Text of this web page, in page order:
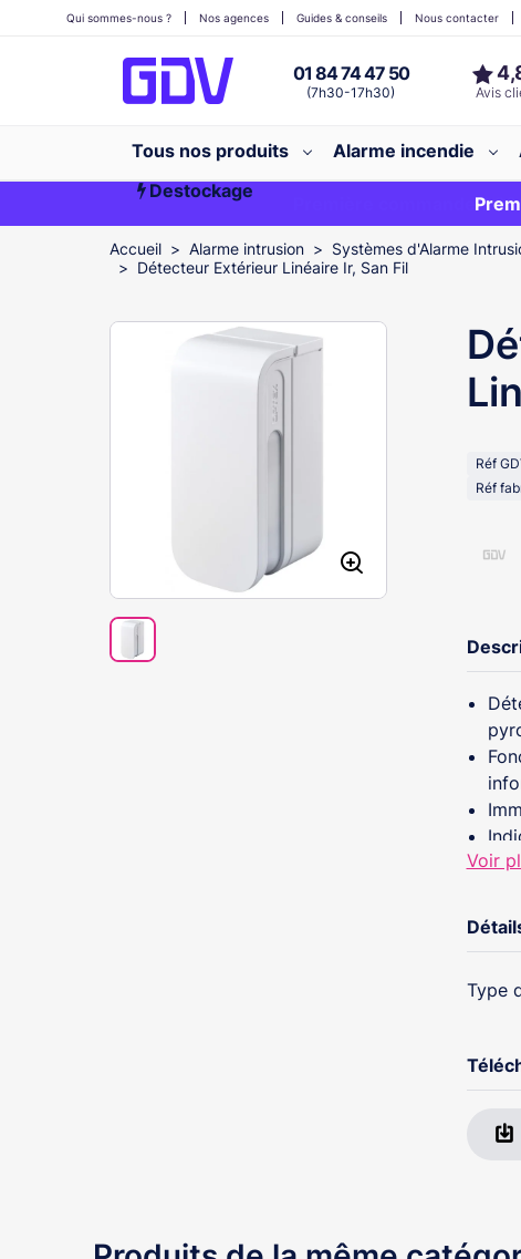
01 84 74 47 50
(7h30-17h30)
Qui sommes-nous ? Nos agences Guides & conseils Nous contacter
Tous nos produits Alarme incendie
Destockage
Première commande ?
EXCLU WEB :
Accueil Alarme intrusion Systèmes d'Alarme
Détecteur Extérieur Linéaire Ir, San Fil
Réf
Réf
Voir
Type